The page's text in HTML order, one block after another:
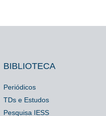
BIBLIOTECA
Periódicos
TDs e Estudos
Pesquisa IESS